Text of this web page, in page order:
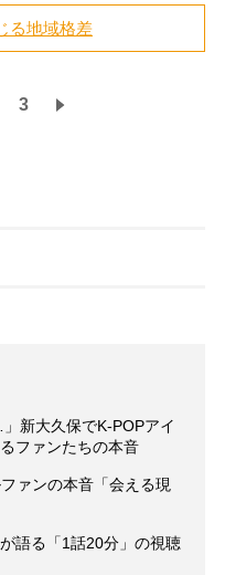
る地域格差
3
新大久保でK-POPアイ
ファンたちの本音
ァンの本音「会える現
語る「1話20分」の視聴